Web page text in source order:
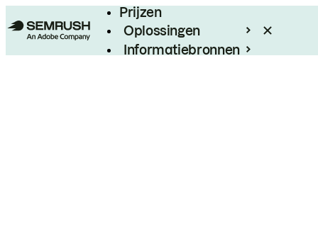
Prijzen
Oplossingen
Informatiebronnen